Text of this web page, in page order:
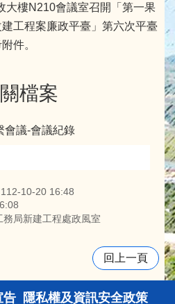
大樓N210會議室召開「第一果
工程案廉政平臺」第六次平臺
件。
檔案
會議-會議紀錄
10-20 16:48
局新建工程處政風室
回上一頁
告 隱私權及資訊安全政策